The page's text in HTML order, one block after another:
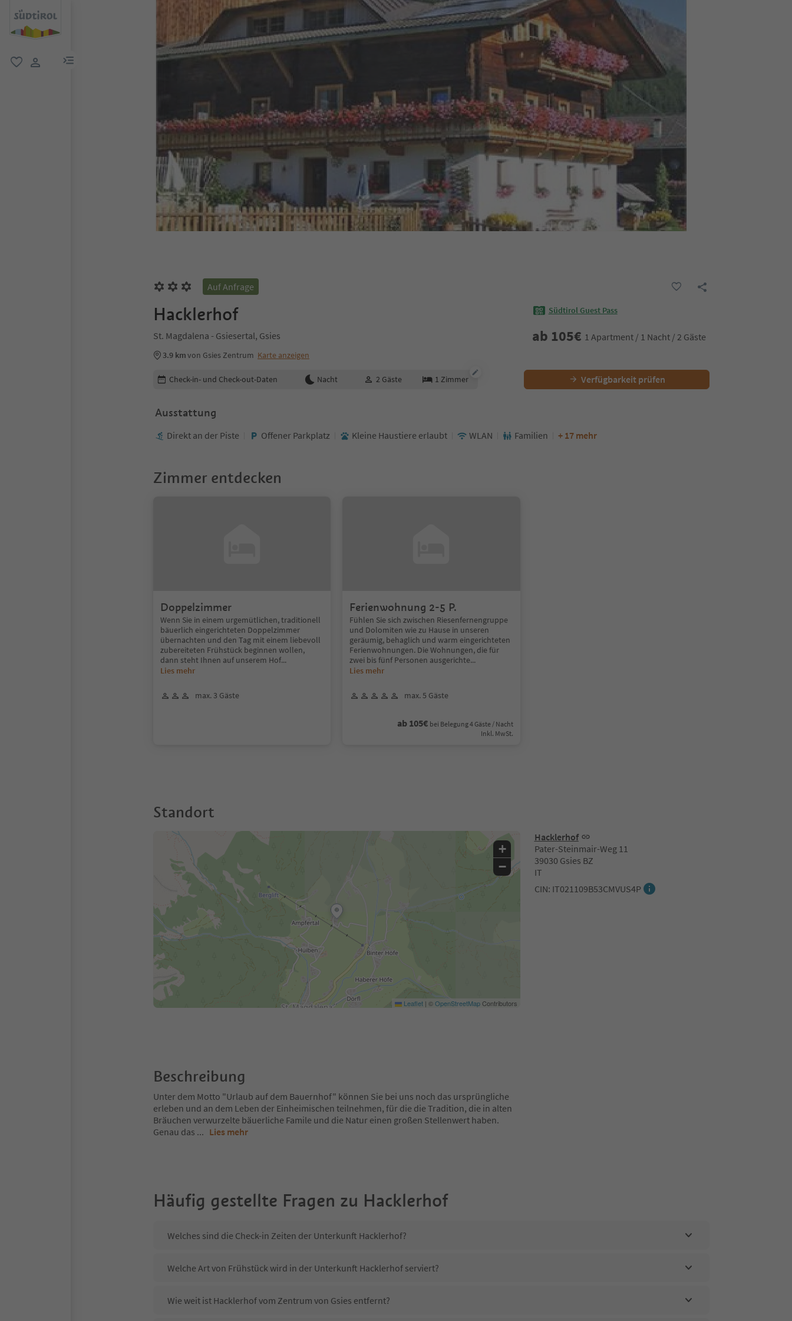
menu link
Auf Anfrage
Hacklerhof
St. Magdalena - Gsiesertal, Gsies
3.9 kmvon Gsies Zentrum Karte anzeigen
Südtirol Guest Pass
ab 105€ 1 Apartment / 1 Nacht / 2 Gäste
Buchungsdetails bearbeiten
Check-in- und Check-out-Daten Nacht 2 Gäste 1 Zimmer Verfügbarkeit prüfen
Ausstattung
Direkt an der Piste Offener Parkplatz Kleine Haustiere erlaubt WLAN Familien + 17 mehr
Zimmer entdecken
Doppelzimmer
Wenn Sie in einem urgemütlichen, traditionell
bäuerlich eingerichteten Doppelzimmer
übernachten und den Tag mit einem liebevoll
zubereiteten Frühstück beginnen wollen,
dann steht Ihnen auf unserem Hof...
Lies mehr
max. 3 Gäste
Ferienwohnung 2-5 P.
Fühlen Sie sich zwischen Riesenfernengruppe
und Dolomiten wie zu Hause in unseren
geräumig, behaglich und warm eingerichteten
Ferienwohnungen. Die Wohnungen, die für
zwei bis fünf Personen ausgerichte...
Lies mehr
max. 5 Gäste
ab 105€ bei Belegung 4 Gäste / Nacht
Inkl. MwSt.
Standort
Hacklerhof
Pater-Steinmair-Weg 11
39030 Gsies BZ
IT
CIN: IT021109B53CMVUS4P
+
−
Leaflet | ©OpenStreetMapContributors
Beschreibung
Unter dem Motto "Urlaub auf dem Bauernhof" können Sie bei uns noch das ursprüngliche
erleben und an dem Leben der Einheimischen teilnehmen, für die die Tradition, die in alten
Bräuchen verwurzelte bäuerliche Famile und die Natur einen großen Stellenwert haben.
Genau das ... Lies mehr
Häufig gestellte Fragen zu Hacklerhof
Welches sind die Check-in Zeiten der Unterkunft Hacklerhof?
Welche Art von Frühstück wird in der Unterkunft Hacklerhof serviert?
Wie weit ist Hacklerhof vom Zentrum von Gsies entfernt?